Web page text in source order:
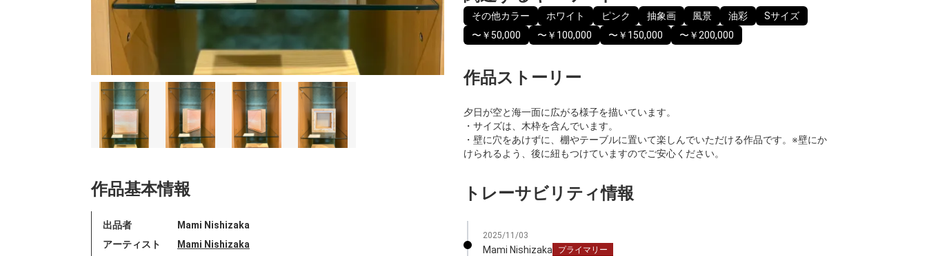
作品基本情報
出品者
Mami Nishizaka
アーティスト
Mami Nishizaka
その他カラー ホワイト ピンク 抽象画 風景 油彩
Sサイズ
〜￥50,000
〜￥100,000 〜￥150,000 〜￥200,000
作品ストーリー
夕日が空と海一面に広がる様子を描いています。
・サイズは、木枠を含んでいます。
・壁に穴をあけずに、棚やテーブルに置いて楽しんでいただける作品です。※壁にか
けられるよう、後に紐もつけていますのでご安心ください。
トレーサビリティ情報
2025/11/03
Mami Nishizaka プライマリー